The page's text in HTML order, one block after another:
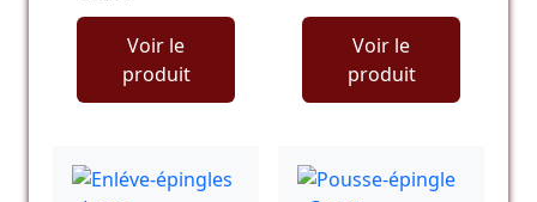
Voir le
produit
Voir le
produit